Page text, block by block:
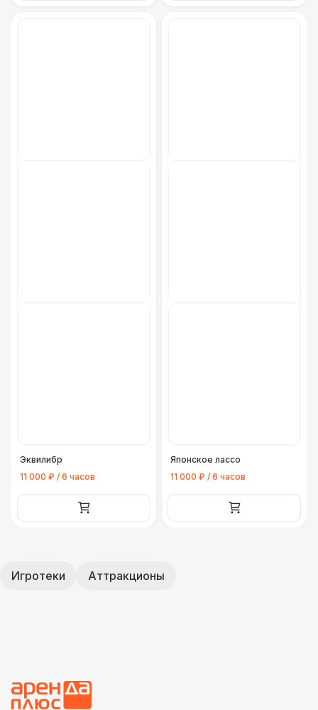
Эквилибр
11 000 ₽ / 6 часов
Японское лассо
11 000 ₽ / 6 часов
Игротеки Аттракционы